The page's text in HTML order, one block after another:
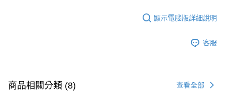
顯示電腦版詳細說明
客服
商品相關分類 (8) 查看全部